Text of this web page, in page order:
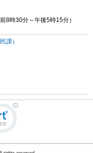
8時30分～午後5時15分）
課）